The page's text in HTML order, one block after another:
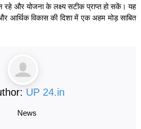
न रहे और योजना के लक्ष्य सटीक प्राप्त हो सकें। यह
आर्थिक विकास की दिशा में एक अहम मोड़ साबित
UP 24.in
News